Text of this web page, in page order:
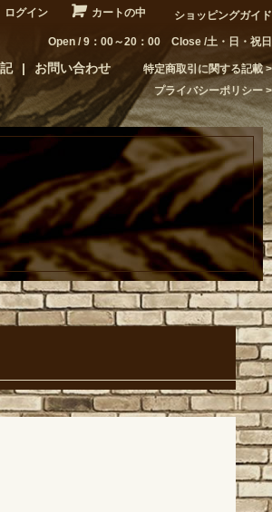
ログイン カートの中 ショッピングガイド
Open / 9：00～20：00 Close /土・日・祝日
お問い合わせ
特定商取引に関する記載
プライバシーポリシー